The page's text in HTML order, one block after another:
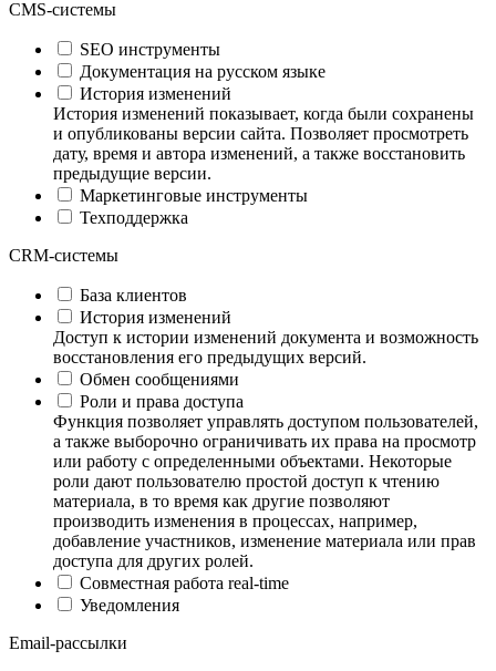
CMS-системы
SEO инструменты
Документация на русском языке
История изменений
История изменений показывает, когда были сохранены
и опубликованы версии сайта. Позволяет просмотреть
дату, время и автора изменений, а также восстановить
предыдущие версии.
Маркетинговые инструменты
Техподдержка
CRM-системы
База клиентов
История изменений
Доступ к истории изменений документа и возможность
восстановления его предыдущих версий.
Обмен сообщениями
Роли и права доступа
Функция позволяет управлять доступом пользователей,
а также выборочно ограничивать их права на просмотр
или работу с определенными объектами. Некоторые
роли дают пользователю простой доступ к чтению
материала, в то время как другие позволяют
производить изменения в процессах, например,
добавление участников, изменение материала или прав
доступа для других ролей.
Совместная работа real-time
Уведомления
Email-рассылки